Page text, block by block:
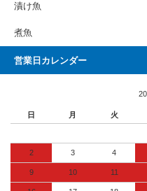
漬け魚
煮魚
営業日カレンダー
日 月 火
2 3 4
9 10 11